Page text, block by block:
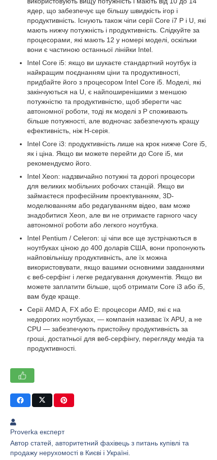
ядер, що забезпечує ще більшу швидкість ігор і
продуктивність. Існують також чіпи серії Core i7 P і U, які
мають нижчу потужність і продуктивність. Слідкуйте за
процесорами, які мають 12 у номері моделі, оскільки
вони є частиною останньої лінійки Intel.
Intel Core i5: якщо ви шукаєте стандартний ноутбук із
найкращим поєднанням ціни та продуктивності,
придбайте його з процесором Intel Core i5. Моделі, які
закінчуються на U, є найпоширенішими з меншою
потужністю та продуктивністю, щоб зберегти час
автономної роботи, тоді як моделі з P споживають
більше потужності, але водночас забезпечують кращу
ефективність, ніж H-серія.
Intel Core i3: продуктивність лише на крок нижче Core i5,
як і ціна. Якщо ви можете перейти до Core i5, ми
рекомендуємо його.
Intel Xeon: надзвичайно потужні та дорогі процесори
для великих мобільних робочих станцій. Якщо ви
займаєтеся професійним проектуванням, 3D-
моделюванням або редагуванням відео, вам може
знадобитися Xeon, але ви не отримаєте гарного часу
автономної роботи або легкого ноутбука.
Intel Pentium / Celeron: ці чіпи все ще зустрічаються в
ноутбуках ціною до 400 доларів США, вони пропонують
найповільнішу продуктивність, але їх можна
використовувати, якщо вашими основними завданнями
є веб-серфінг і легке редагування документів. Якщо ви
можете заплатити більше, щоб отримати Core i3 або i5,
вам буде краще.
Серії AMD A, FX або E: процесори AMD, які є на
недорогих ноутбуках, — компанія називає їх APU, а не
CPU — забезпечують пристойну продуктивність за
гроші, достатньої для веб-серфінгу, перегляду медіа та
продуктивності.
Proverka експерт
Автор статей, авторитетний фахівець з питань купівлі та
продажу нерухомості в Києві і Україні.